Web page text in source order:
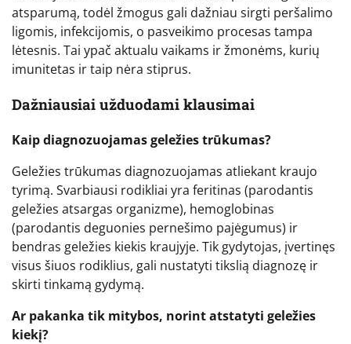
atsparumą, todėl žmogus gali dažniau sirgti peršalimo
ligomis, infekcijomis, o pasveikimo procesas tampa
lėtesnis. Tai ypač aktualu vaikams ir žmonėms, kurių
imunitetas ir taip nėra stiprus.
Dažniausiai užduodami klausimai
Kaip diagnozuojamas geležies trūkumas?
Geležies trūkumas diagnozuojamas atliekant kraujo
tyrimą. Svarbiausi rodikliai yra feritinas (parodantis
geležies atsargas organizme), hemoglobinas
(parodantis deguonies pernešimo pajėgumus) ir
bendras geležies kiekis kraujyje. Tik gydytojas, įvertinęs
visus šiuos rodiklius, gali nustatyti tikslią diagnozę ir
skirti tinkamą gydymą.
Ar pakanka tik mitybos, norint atstatyti geležies
kiekį?